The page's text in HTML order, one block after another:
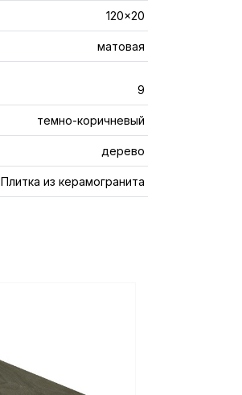
120x20
матовая
9
темно-коричневый
дерево
Плитка из керамогранита